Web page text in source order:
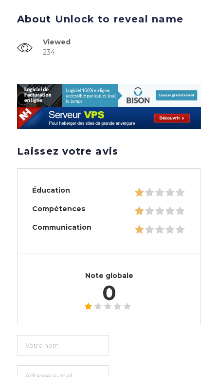
About Unlock to reveal name
Viewed
234
Laissez votre avis
Éducation
Compétences
Communication
Note globale
0